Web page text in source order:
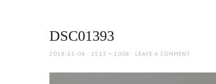
DSC01393
POSTED
2018-11-04
FULL
1513 × 1008 LEAVE A COMMENT